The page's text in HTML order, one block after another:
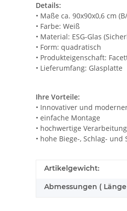
Details:
• Maße ca. 90x90x0,6 cm
• Farbe: Weiß
• Material: ESG-Glas
• Form: quadratisch
• Produkteigenschaft:
• Lieferumfang: Glasplatte
Ihre Vorteile:
• Innovativer und
• einfache Montage
• hochwertige
• hohe Biege-, Schlag- und
Artikelgewicht:
Abmessungen (